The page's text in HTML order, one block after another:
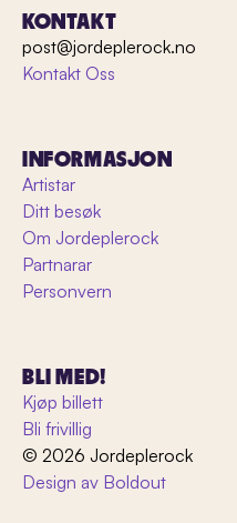
KONTAKT
post@jordeplerock.no
Kontakt Oss
INFORMASJON
Artistar
Ditt besøk
Om Jordeplerock
Partnarar
Personvern
BLI MED!
Kjøp billett
Bli frivillig
© 2026 Jordeplerock
Design av Boldout